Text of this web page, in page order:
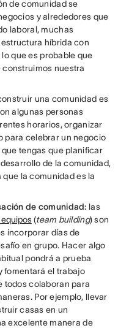
de comunidad se
y alrededores que
laboral, muchas
híbrida con
que es probable que
nuestra
una comunidad es
algunas personas
horarios, organizar
para celebrar un negocio
tengas que planificar
de la comunidad,
la comunidad es la
de comunidad: las
(team building) son
incorporar días de
en grupo. Hacer algo
pondrá a prueba
fomentará el trabajo
todos colaboran para
Por ejemplo, llevar
casas en un
excelente manera de